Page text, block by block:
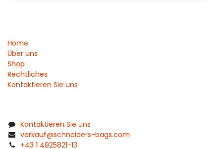
Home
Über uns
Shop
Rechtliches
Kontaktieren Sie uns
Kontaktieren Sie uns
verkauf@schneiders-bags.com
+43 1 4925821-13